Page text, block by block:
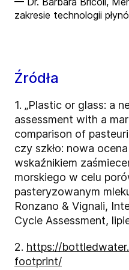
zakresie technologii
Źródła
1. „Plastic or glass: a
assessment with a
comparison of
czy szkło: nowa
wskaźnikiem
morskiego w celu
pasteryzowanym
Ronzano & Vignali,
Cycle Assessment,
2. https://
footprint/